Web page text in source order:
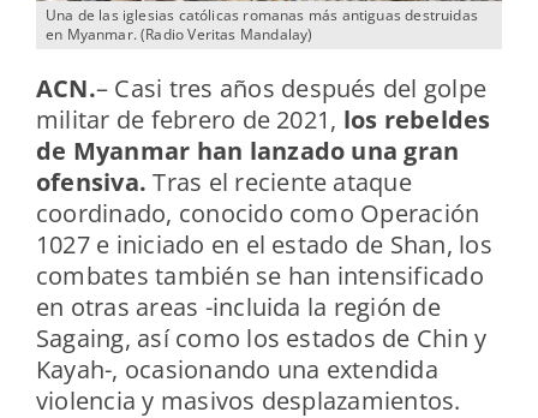
Una de las iglesias católicas romanas más antiguas destruidas
en Myanmar. (Radio Veritas Mandalay)
ACN.– Casi tres años después del golpe
militar de febrero de 2021, los rebeldes
de Myanmar han lanzado una gran
ofensiva. Tras el reciente ataque
coordinado, conocido como Operación
1027 e iniciado en el estado de Shan, los
combates también se han intensificado
en otras areas -incluida la región de
Sagaing, así como los estados de Chin y
Kayah-, ocasionando una extendida
violencia y masivos desplazamientos.